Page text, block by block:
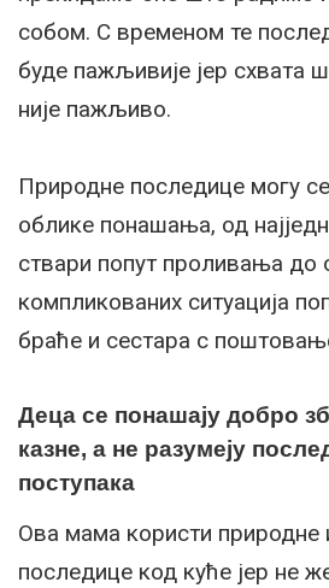
собом. С временом те
буде пажљивије јер схвата
није пажљиво.
Природне последице могу
облике понашања, од
ствари попут проливања до
компликованих ситуација
браће и сестара с
Деца се понашају добро
казне, а не разумеју
поступака
Ова мама користи природне
последице код куће јер не